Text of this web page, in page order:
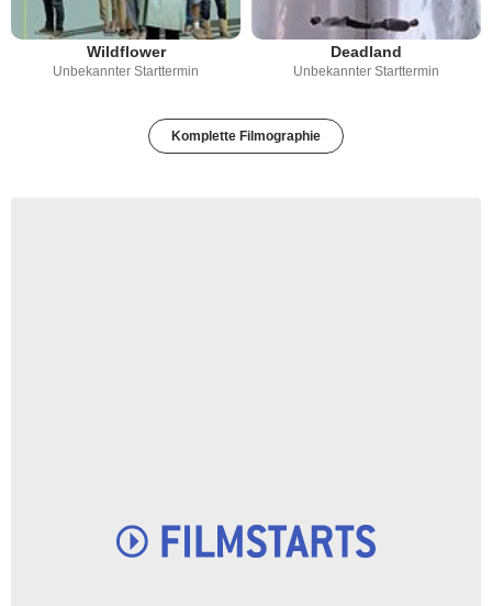
Wildflower
Unbekannter Starttermin
Deadland
Unbekannter Starttermin
Komplette Filmographie